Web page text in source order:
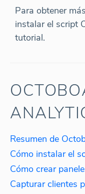
Para obtener
instalar el script
tutorial.
Resumen de